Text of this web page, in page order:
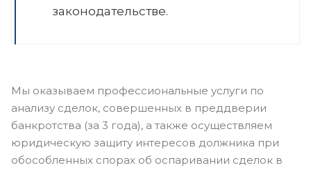
законодательстве.
Мы оказываем профессиональные услуги по
анализу сделок, совершенных в преддверии
банкротства (за 3 года), а также осуществляем
юридическую защиту интересов должника при
обособленных спорах об оспаривании сделок в